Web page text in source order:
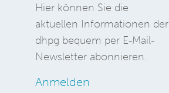
Hier können Sie die
aktuellen Informationen der
dhpg bequem per E-Mail-
Newsletter abonnieren.
Anmelden